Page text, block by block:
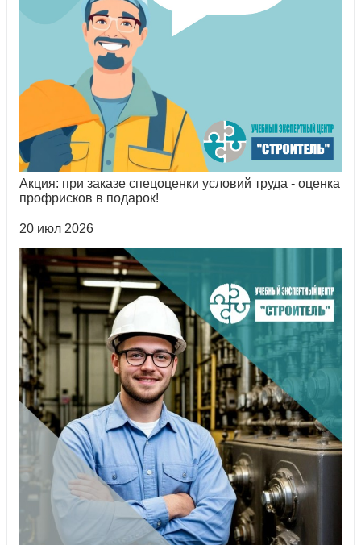
Акция: при заказе спецоценки условий труда - оценка
профрисков в подарок!
20 июл 2026